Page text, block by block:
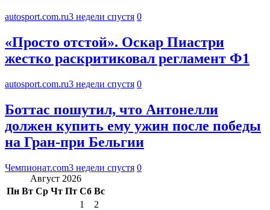
autosport.com.ru3 недели спустя 0
«Просто отстой». Оскар Пиастри
жестко раскритиковал регламент Ф1
autosport.com.ru3 недели спустя 0
Боттас пошутил, что Антонелли
должен купить ему ужин после победы
на Гран-при Бельгии
Чемпионат.com3 недели спустя 0
Август 2026
Пн Вт Ср Чт Пт Сб Вс
1
2